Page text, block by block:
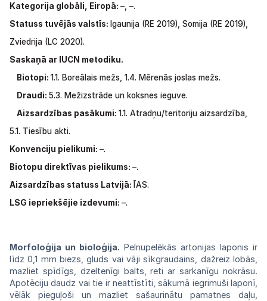
Kategorija globāli, Eiropā: –, –.
Statuss tuvējās valstīs: Igaunija (RE 2019), Somija (RE 2019),
Zviedrija (LC 2020).
Saskaņā ar IUCN metodiku.
Biotopi: 1.1. Boreālais mežs, 1.4. Mērenās joslas mežs.
Draudi: 5.3. Mežizstrāde un koksnes ieguve.
Aizsardzības pasākumi: 1.1. Atradņu/teritoriju aizsardzība,
5.1. Tiesību akti.
Konvenciju pielikumi: –.
Biotopu direktīvas pielikums: –.
Aizsardzības statuss Latvijā: ĪAS.
LSG iepriekšējie izdevumi: –.
Morfoloģija un bioloģija. Pelnupelēkās artonijas laponis ir
līdz 0,1 mm biezs,gluds vai vāji sīkgraudains, dažreiz lobās,
mazliet spīdīgs, dzeltenīgi balts, reti arsarkanīgunokrāsu.
Apotēciju daudz vai tie ir neattīstīti,sākumā iegrimuši laponī,
vēlāk pieguļoši un mazliet sašaurinātu pamatnes daļu,